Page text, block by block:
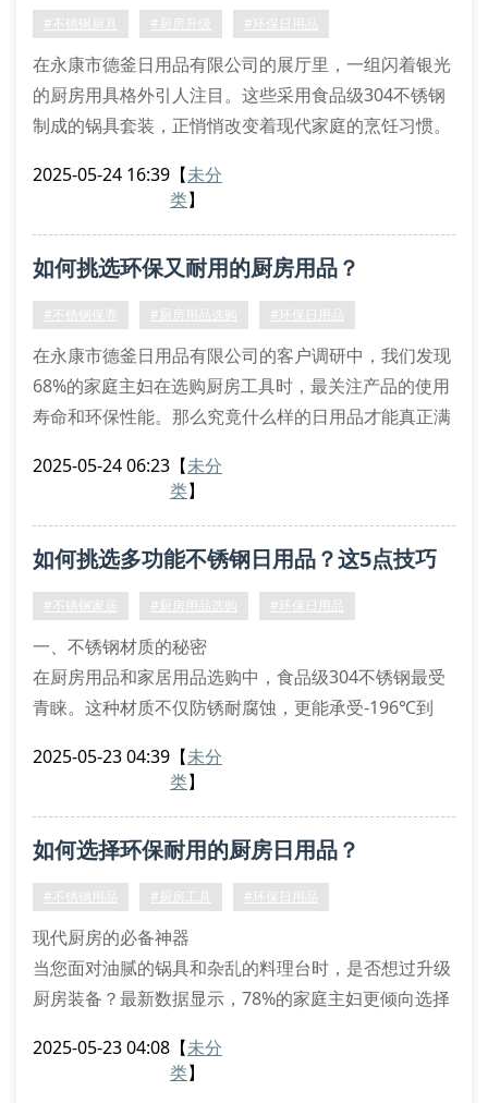
比传统铁质炊具，不锈钢双层
#不锈钢厨具 #厨房升级 #环保日用品
在永康市德釜日用品有限公司的展厅里，一组闪着银光
的厨房用具格外引人注目。这些采用食品级304不锈钢
制成的锅具套装，正悄悄改变着现代家庭的烹饪习惯。
每年15%的增速占领厨房用品市场。
势。首先，双层复合结构的不锈钢炒锅能实现均匀导
热，避免传统铁锅易糊底的困扰。其次，经过电解抛光
2025-05-24 16:39 【未分
类】
如何挑选环保又耐用的厨房用品？
#不锈钢保养 #厨房用品选购 #环保日用品
在永康市德釜日用品有限公司的客户调研中，我们发现
68%的家庭主妇在选购厨房工具时，最关注产品的使用
寿命和环保性能。那么究竟什么样的日用品才能真正满
一、材质选择有诀窍
者在挑选削皮器、沥水篮时，注意观察焊接处是否采用
无缝工艺。最近热销的双层隔热餐盒，就因其内外层采
2025-05-24 06:23 【未分
类】
如何挑选多功能不锈钢日用品？这5点技巧
太实用了！
#不锈钢家居 #厨房用品选购 #环保日用品
一、不锈钢材质的秘密
在厨房用品和家居用品选购中，食品级304不锈钢最受
青睐。这种材质不仅防锈耐腐蚀，更能承受-196℃到
sus304″标识，避免购买到201伪劣钢材。
降解包装和节水设计。比如双层沥水篮采用镂空结构，
比传统塑料制品节水30%。丝扣结构的密封罐能重复使
2025-05-23 04:39 【未分
类】
如何选择环保耐用的厨房日用品？
#不锈钢用品 #厨房工具 #环保日用品
现代厨房的必备神器
当您面对油腻的锅具和杂乱的料理台时，是否想过升级
厨房装备？最新数据显示，78%的家庭主妇更倾向选择
具为例，其抗菌特性可减少70%的细菌残留，特别适合
2025-05-23 04:08 【未分
类】